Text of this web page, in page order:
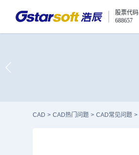
股票代码
688657
CAD > CAD热门问题 > CAD常见问题 >